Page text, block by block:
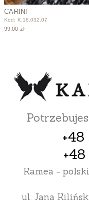
CARINI
Kod: K.18.032.07
99,00 zł
Kamea -
ul. Jana